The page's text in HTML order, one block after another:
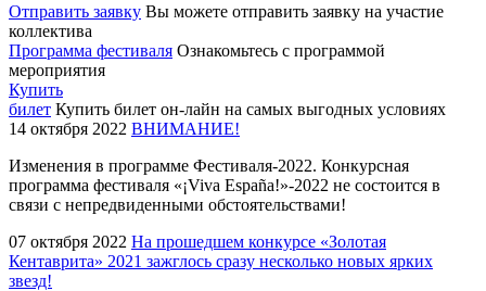
Отправить заявку Вы можете отправить заявку на участие
коллектива
Программа фестиваля Ознакомьтесь с программой
мероприятия
Купить
билет Купить билет он-лайн на самых выгодных условиях
14 октября 2022 ВНИМАНИЕ!
Изменения в программе Фестиваля-2022. Конкурсная
программа фестиваля «¡Viva España!»-2022 не состоится в
связи с непредвиденными обстоятельствами!
07 октября 2022 На прошедшем конкурсе «Золотая
Кентаврита» 2021 зажглось сразу несколько новых ярких
звезд!